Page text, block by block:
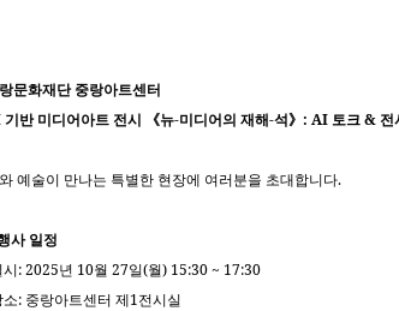
문화재단 중랑아트센터
반 미디어아트 전시 《뉴-미디어의 재해-석》: AI 토크 & 전
예술이 만나는 특별한 현장에 여러분을 초대합니다.
사 일정
시: 2025년 10월 27일(월) 15:30 ~ 17:30
소: 중랑아트센터 제1전시실